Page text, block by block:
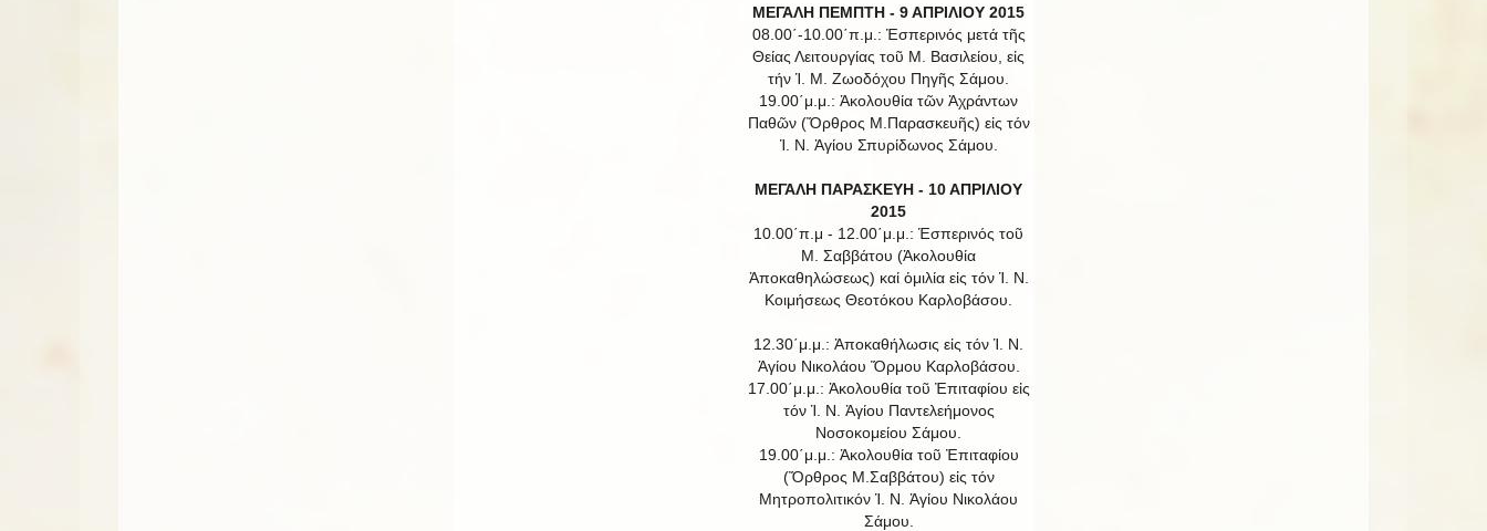
ΜΕΓΑΛΗ ΠΕΜΠΤΗ - 9 ΑΠΡΙΛΙΟΥ 2015
08.00΄-10.00΄π.μ.: Ἑσπερινός μετά τῆς
Θείας Λειτουργίας τοῦ Μ. Βασιλείου, εἰς
τήν Ἱ. Μ. Ζωοδόχου Πηγῆς Σάμου.
19.00΄μ.μ.: Ἀκολουθία τῶν Ἀχράντων
Παθῶν (Ὄρθρος Μ.Παρασκευῆς) εἰς τόν
Ἱ. Ν. Ἁγίου Σπυρίδωνος Σάμου.
ΜΕΓΑΛΗ ΠΑΡΑΣΚΕΥΗ - 10 ΑΠΡΙΛΙΟΥ
2015
10.00΄π.μ - 12.00΄μ.μ.: Ἑσπερινός τοῦ
Μ. Σαββάτου (Ἀκολουθία
Ἀποκαθηλώσεως) καί ὁμιλία εἰς τόν Ἱ. Ν.
Κοιμήσεως Θεοτόκου Καρλοβάσου.
12.30΄μ.μ.: Ἀποκαθήλωσις εἰς τόν Ἱ. Ν.
Ἁγίου Νικολάου Ὅρμου Καρλοβάσου.
17.00΄μ.μ.: Ἀκολουθία τοῦ Ἐπιταφίου εἰς
τόν Ἱ. Ν. Ἁγίου Παντελεήμονος
Νοσοκομείου Σάμου.
19.00΄μ.μ.: Ἀκολουθία τοῦ Ἐπιταφίου
(Ὄρθρος Μ.Σαββάτου) εἰς τόν
Μητροπολιτικόν Ἱ. Ν. Ἁγίου Νικολάου
Σάμου.